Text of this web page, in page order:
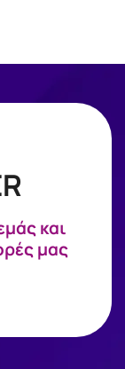
και
μας